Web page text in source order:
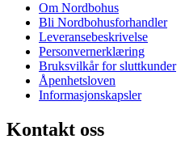
Om Nordbohus
Bli Nordbohusforhandler
Leveransebeskrivelse
Personvernerklæring
Bruksvilkår for sluttkunder
Åpenhetsloven
Informasjonskapsler
Kontakt oss